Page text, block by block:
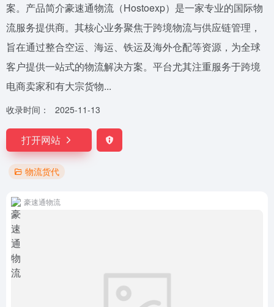
案。产品简介豪速通物流（Hostoexp）是一家专业的国际物
流服务提供商。其核心业务聚焦于跨境物流与供应链管理，
旨在通过整合空运、海运、铁运及海外仓配等资源，为全球
客户提供一站式的物流解决方案。平台尤其注重服务于跨境
电商卖家和有大宗货物...
收录时间： 2025-11-13
打开网站
物流货代
豪速通物流